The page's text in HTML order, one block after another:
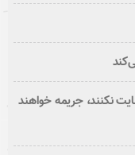
نکنند، جریمه خواهند